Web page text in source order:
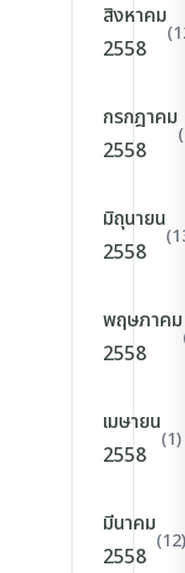
สิงหาคม
2558
กรกฎาคม
2558
มิถุนายน
2558
พฤษภาคม
2558
เมษายน
2558
(1)
มีนาคม
2558
(12)